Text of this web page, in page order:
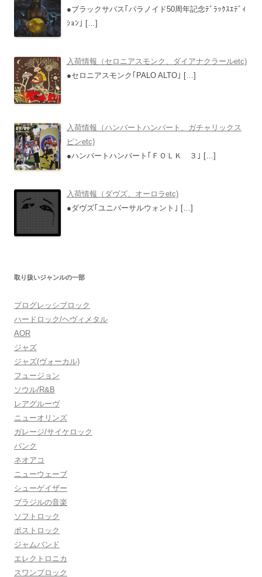
●ブラックサバス｢パラノイド50周年記念ﾃﾞﾗｯｸｽｴﾃﾞｨ
ｼｮﾝ｣ […]
入荷情報（セロニアスモンク、ダイアナクラールetc)
●セロニアスモンク｢PALO ALTO｣ […]
入荷情報（ハンバートハンバート、ガチャリックス
ピンetc)
●ハンバートハンバート｢ＦＯＬＫ ３｣ […]
入荷情報（ダヴズ、オーロラetc)
●ダヴズ｢ユニバーサルウォント｣ […]
取り扱いジャンルの一部
プログレッシブロック
ハードロック/ヘヴィメタル
AOR
ジャズ
ジャズ(ヴォーカル)
フュージョン
ソウル/R&B
レアグルーヴ
ニューオリンズ
ガレージ/サイケロック
パンク
ネオアコ
ニューウェーブ
シューゲイザー
ブラジルの音楽
ソフトロック
ポストロック
ジャムバンド
エレクトロニカ
スワンプロック